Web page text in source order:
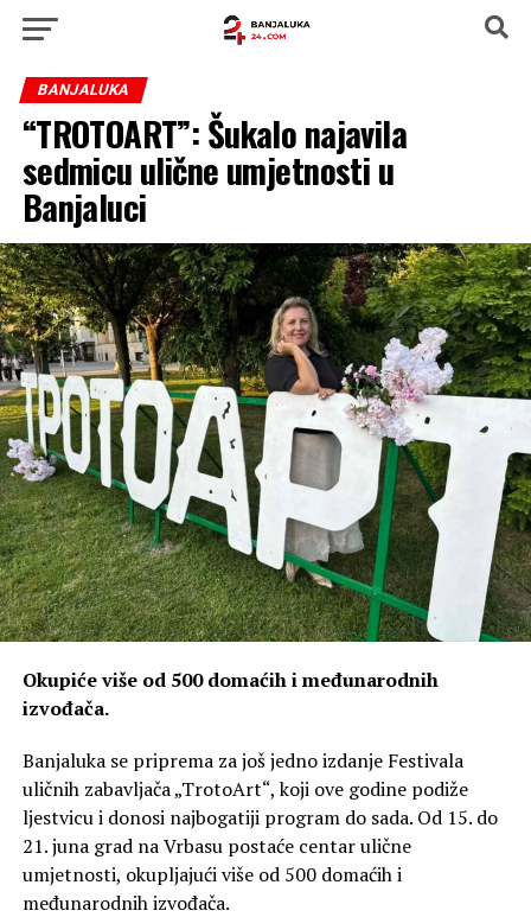
BANJALUKA
“TROTOART”: Šukalo najavila
sedmicu ulične umjetnosti u
Banjaluci
Okupiće više od 500 domaćih i međunarodnih
izvođača.
Banjaluka se priprema za još jedno izdanje Festivala
uličnih zabavljača „TrotoArt“, koji ove godine podiže
ljestvicu i donosi najbogatiji program do sada. Od 15. do
21. juna grad na Vrbasu postaće centar ulične
umjetnosti, okupljajući više od 500 domaćih i
međunarodnih izvođača.